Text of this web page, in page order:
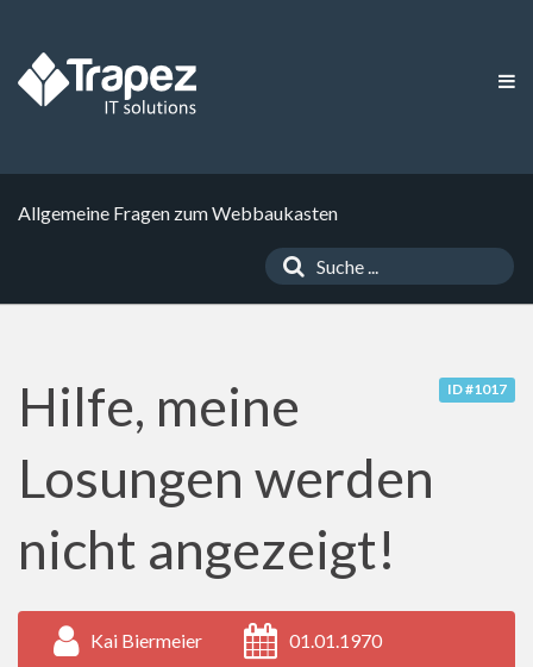
Allgemeine Fragen zum Webbaukasten
ID #1017
Hilfe, meine
Losungen werden
nicht angezeigt!
Kai Biermeier 01.01.1970